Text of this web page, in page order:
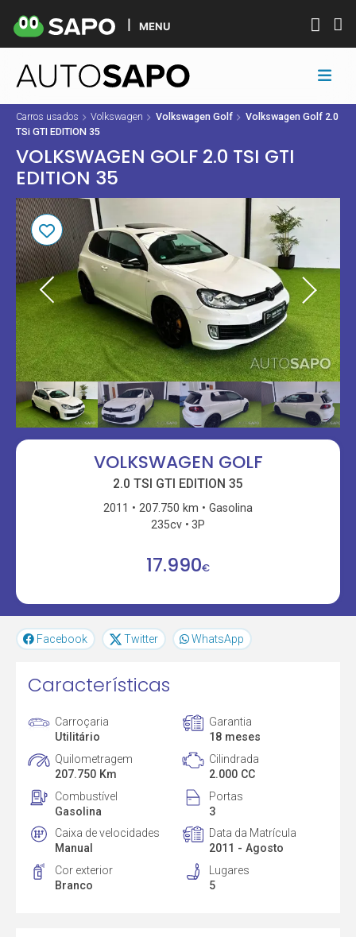
MENU
Carros usados Volkswagen Volkswagen Golf
Volkswagen Golf 2.0
TSi GTI EDITION 35
VOLKSWAGEN GOLF 2.0 TSI GTI
EDITION 35
VOLKSWAGEN GOLF
2.0 TSI GTI EDITION 35
2011 207.750 km
Gasolina
235cv
3P
17.990€
Facebook Twitter WhatsApp
Características
Carroçaria
Utilitário
Garantia
18 meses
Quilometragem
207.750 Km
Cilindrada
2.000 CC
Combustível
Gasolina
Portas
3
Caixa de velocidades
Manual
Data da Matrícula
2011 - Agosto
Cor exterior
Branco
Lugares
5